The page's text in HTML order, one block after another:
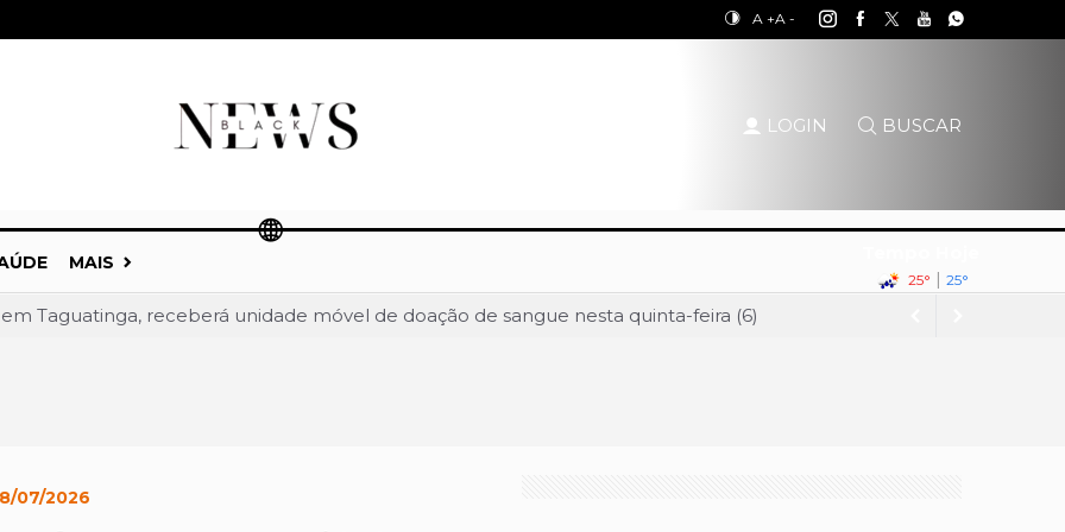
A +A -
LOGIN BUSCAR
MAIS
25° | 25°
Taguatinga, receberá unidade móvel de doação de sangue nesta quinta-feira (6)
vantagem em Goiás e chega a 52% contra Marconi Perillo, aponta Quaest
07/2026